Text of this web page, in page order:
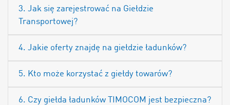
3. Jak się zarejestrować na Giełdzie
Transportowej?
4. Jakie oferty znajdę na giełdzie ładunków?
5. Kto może korzystać z giełdy towarów?
6. Czy giełda ładunków TIMOCOM jest bezpieczna?